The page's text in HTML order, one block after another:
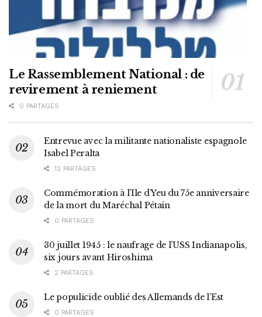
Le Rassemblement National : de
revirement à reniement
0 PARTAGES
Entrevue avec la militante nationaliste espagnole
Isabel Peralta
12 PARTAGES
Commémoration à l’Ile d’Yeu du 75e anniversaire
de la mort du Maréchal Pétain
0 PARTAGES
30 juillet 1945 : le naufrage de l’USS Indianapolis,
six jours avant Hiroshima
2 PARTAGES
Le populicide oublié des Allemands de l’Est
0 PARTAGES